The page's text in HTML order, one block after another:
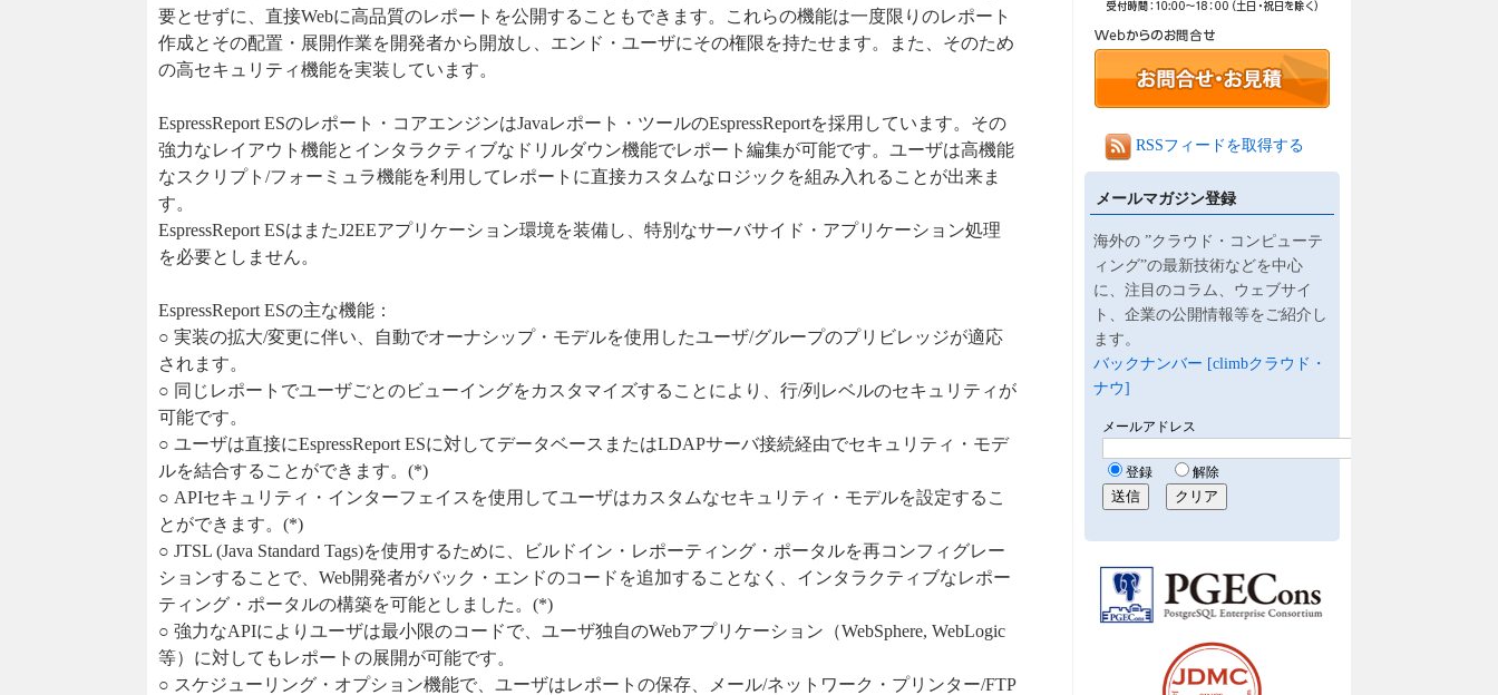
要とせずに、直接Webに高品質のレポートを公開することもできます。これらの機能は一度限りのレポート
作成とその配置・展開作業を開発者から開放し、エンド・ユーザにその権限を持たせます。また、そのため
の高セキュリティ機能を実装しています。
EspressReport ESのレポート・コアエンジンはJavaレポート・ツールのEspressReportを採用しています。その
強力なレイアウト機能とインタラクティブなドリルダウン機能でレポート編集が可能です。ユーザは高機能
なスクリプト/フォーミュラ機能を利用してレポートに直接カスタムなロジックを組み入れることが出来ま
す。
EspressReport ESはまたJ2EEアプリケーション環境を装備し、特別なサーバサイド・アプリケーション処理
を必要としません。
EspressReport ESの主な機能：
○ 実装の拡大/変更に伴い、自動でオーナシップ・モデルを使用したユーザ/グループのプリビレッジが適応
されます。
○ 同じレポートでユーザごとのビューイングをカスタマイズすることにより、行/列レベルのセキュリティが
可能です。
○ ユーザは直接にEspressReport ESに対してデータベースまたはLDAPサーバ接続経由でセキュリティ・モデ
ルを結合することができます。(*)
○ APIセキュリティ・インターフェイスを使用してユーザはカスタムなセキュリティ・モデルを設定するこ
とができます。(*)
○ JTSL (Java Standard Tags)を使用するために、ビルドイン・レポーティング・ポータルを再コンフィグレー
ションすることで、Web開発者がバック・エンドのコードを追加することなく、インタラクティブなレポー
ティング・ポータルの構築を可能としました。(*)
○ 強力なAPIによりユーザは最小限のコードで、ユーザ独自のWebアプリケーション（WebSphere, WebLogic
等）に対してもレポートの展開が可能です。
○ スケジューリング・オプション機能で、ユーザはレポートの保存、メール/ネットワーク・プリンター/FTP
RSSフィードを取得する
メールマガジン登録
海外の ”クラウド・コンピューテ
ィング”の最新技術などを中心
に、注目のコラム、ウェブサイ
ト、企業の公開情報等をご紹介し
ます。
バックナンバー [climbクラウド・
ナウ]